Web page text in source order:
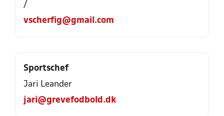
/
vscherfig@gmail.com
Sportschef
Jari Leander
jari@grevefodbold.dk